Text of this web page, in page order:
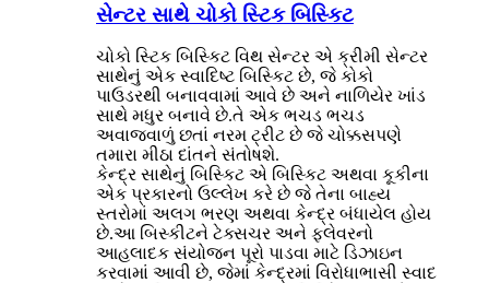
સેન્ટર સાથે ચોકો સ્ટિક બિસ્કિટ
ચોકો સ્ટિક બિસ્કિટ વિથ સેન્ટર એ ક્રીમી સેન્ટર
સાથેનું એક સ્વાદિષ્ટ બિસ્કિટ છે, જે કોકો
પાઉડરથી બનાવવામાં આવે છે અને નાળિયેર ખાંડ
સાથે મધુર બનાવે છે.તે એક ભચડ ભચડ
અવાજવાળું છતાં નરમ ટ્રીટ છે જે ચોક્કસપણે
તમારા મીઠા દાંતને સંતોષશે.
કેન્દ્ર સાથેનું બિસ્કિટ એ બિસ્કિટ અથવા કૂકીના
એક પ્રકારનો ઉલ્લેખ કરે છે જે તેના બાહ્ય
સ્તરોમાં અલગ ભરણ અથવા કેન્દ્ર બંધાયેલ હોય
છે.આ બિસ્કીટને ટેક્સચર અને ફ્લેવરનો
આહલાદક સંયોજન પૂરો પાડવા માટે ડિઝાઇન
કરવામાં આવી છે, જેમાં કેન્દ્રમાં વિરોધાભાસી સ્વાદ